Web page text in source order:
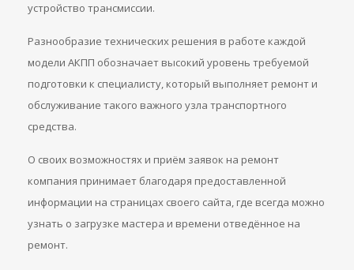
устройство трансмиссии.
Разнообразие технических решения в работе каждой
модели АКПП обозначает высокий уровень требуемой
подготовки к специалисту, который выполняет ремонт и
обслуживание такого важного узла транспортного
средства.
О своих возможностях и приём заявок на ремонт
компания принимает благодаря предоставленной
информации на страницах своего сайта, где всегда можно
узнать о загрузке мастера и времени отведённое на
ремонт.